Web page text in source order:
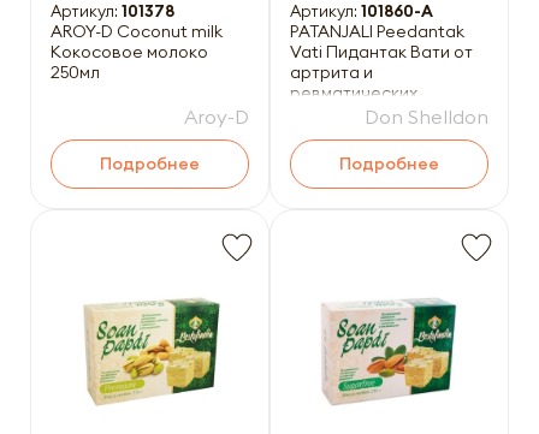
Артикул: 101378
AROY-D Coconut milk
Кокосовое молоко
250мл
Aroy-D
Подробнее
Артикул: 101860-A
PATANJALI Peedantak
Vati Пидантак Вати от
артрита и
ревматических
расстройств 80таб
Don Shelldon
Подробнее